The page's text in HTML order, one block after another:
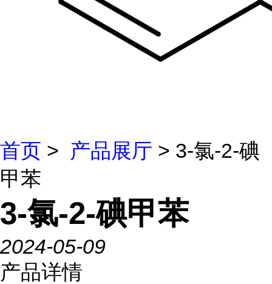
首页 > 产品展厅 > 3-氯-2-碘
甲苯
3-氯-2-碘甲苯
2024-05-09
产品详情